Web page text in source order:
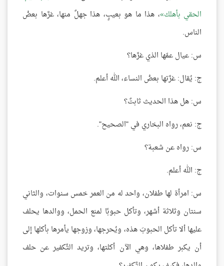
الحقي بأهلك ، هذا ما هو بعيبٍ، هذا جهلٌ منها، غرَّها بعضُ
الناس.
س: عيال عمّها الذي غرَّها؟
ج: يُقال: غرَّتها بعضُ النساء، الله أعلم.
س: هل هذا الحديث ثابتٌ؟
ج: نعم، رواه البخاري في "الصحيح".
س: رواه عن شعبة؟
ج: الله أعلم.
س: امرأة لها طفلان، واحد له من العمر خمس سنوات، والثاني
سنتان وثلاثة أشهر، وتأكل حبوبًا لمنع الحمل، ووالدها يحلف
عليها ألا تأكل الحبوبَ هذه، ويُحرجها، وزوجها يأمرها بأكلها إلى
أن يكبر طفلاها، وهي الآن أكلتها، وتريد التَّكفير عن حلف